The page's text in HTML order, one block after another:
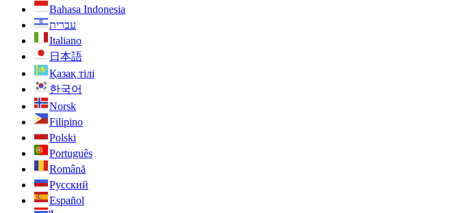
Bahasa Indonesia
עברית
Italiano
日本語
Қазақ тілі
한국어
Norsk
Filipino
Polski
Português
Română
Русский
Español